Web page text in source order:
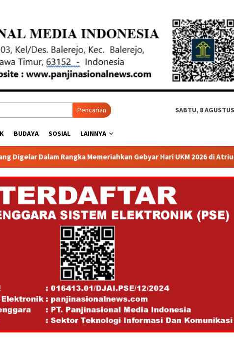
Pencarian SABTU, 8
BUDAYA SOSIAL LAINNYA
Gebyar Hari UKM 2026 di Atrium Ambarrukmo Plaza